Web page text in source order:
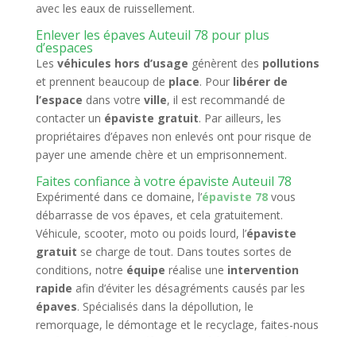
avec les eaux de ruissellement.
Enlever les épaves Auteuil 78 pour plus
d’espaces
Les véhicules hors d’usage génèrent des pollutions
et prennent beaucoup de place. Pour libérer de
l’espace dans votre ville, il est recommandé de
contacter un épaviste gratuit. Par ailleurs, les
propriétaires d’épaves non enlevés ont pour risque de
payer une amende chère et un emprisonnement.
Faites confiance à votre épaviste Auteuil 78
Expérimenté dans ce domaine, l’épaviste 78vous
débarrasse de vos épaves, et cela gratuitement.
Véhicule, scooter, moto ou poids lourd, l’épaviste
gratuit se charge de tout. Dans toutes sortes de
conditions, notre équipe réalise une intervention
rapide afin d’éviter les désagréments causés par les
épaves. Spécialisés dans la dépollution, le
remorquage, le démontage et le recyclage, faites-nous